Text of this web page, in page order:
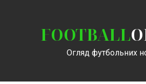
FOOTBALL
Огляд футбольних